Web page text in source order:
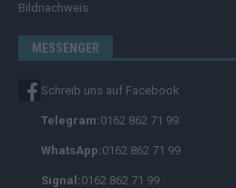
Bildnachweis
MESSENGER
Schreib uns auf Facebook
Telegram:0162 862 71 99
WhatsApp:0162 862 71 99
Signal:0162 862 71 99